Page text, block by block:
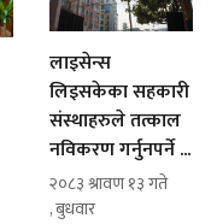
लाइसेन्स
लिइसकेका सहकारी
संस्थाहरुले तत्काल
नविकरण गर्नुनपर्ने ...
२०८३ श्रावण १३ गते
, बुधवार